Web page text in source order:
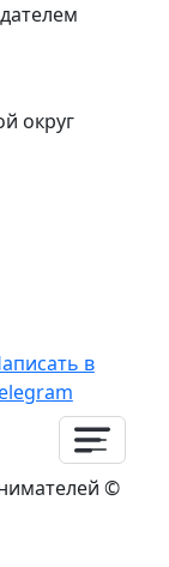
округ
в
©